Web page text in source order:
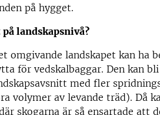
på hygget.
landskapsnivå?
omgivande landskapet kan ha
för vedskalbaggar. Den kan
med fler
volymer av levande träd). Då
skogarna är så ensartade att